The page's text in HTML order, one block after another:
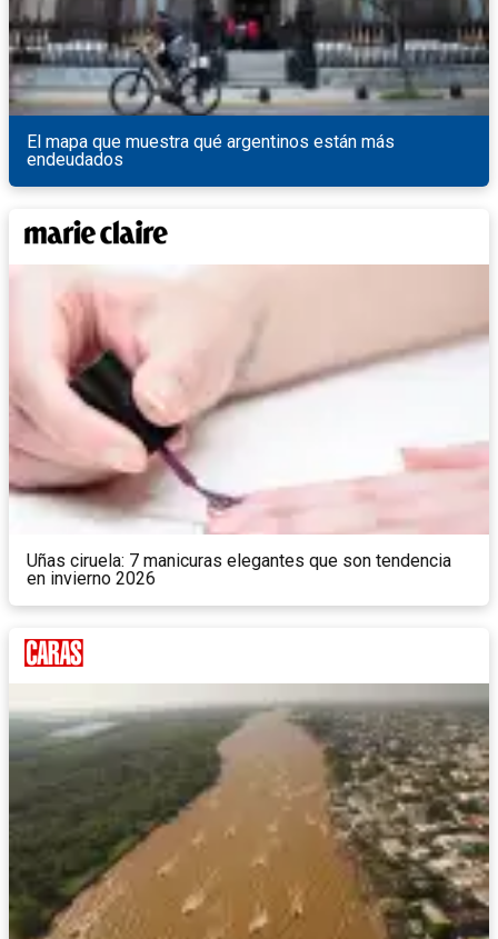
El mapa que muestra qué argentinos están más
endeudados
Uñas ciruela: 7 manicuras elegantes que son tendencia
en invierno 2026